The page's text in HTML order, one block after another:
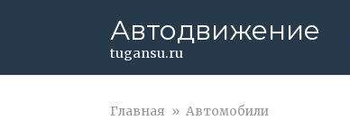
Автодвижение
tugansu.ru
Главная » Автомобили